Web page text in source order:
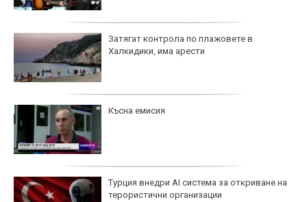
Затягат контрола по плажовете в
Халкидики, има арести
Късна емисия
Турция внедри AI система за откриване на
терористични организации